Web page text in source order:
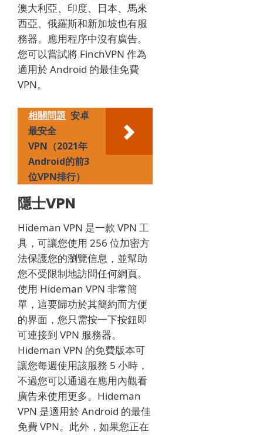
澳大利亞、印度、日本、馬來
西亞、俄羅斯和新加坡也有服
務器。 應用程序中沒有廣告。
您可以嘗試將 FinchVPN 作為
適用於 Android 的最佳免費
VPN。
相關問題 安卓
最安全
VPN（2021年
Android的前3
位VPN排行）
隱士VPN
Hideman VPN 是一款 VPN 工
具，可讓您使用 256 位加密方
法保護您的瀏覽信息，並幫助
您不受限制地訪問任何網頁。
使用 Hideman VPN 非常簡
單，這要歸功於其簡約而方便
的界面，您只需按一下按鈕即
可連接到 VPN 服務器。
Hideman VPN 的免費版本可
讓您每週使用該服務 5 小時，
不過您可以通過在應用內觀看
廣告來使用更多。 Hideman
VPN 是適用於 Android 的最佳
免費 VPN。 此外，如果您正在